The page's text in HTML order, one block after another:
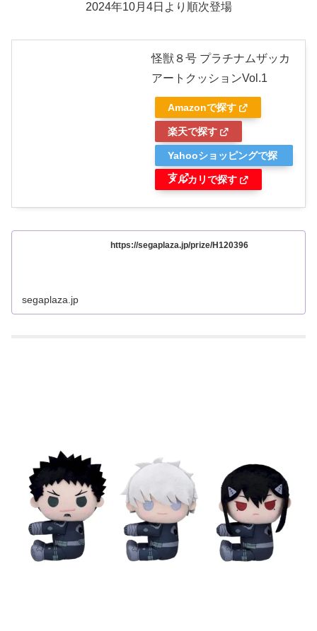
2024年10月4日より順次登場
怪獣８号 プラチナムザッカ
アートクッションVol.1
Amazonで探す
楽天で探す
Yahooショッピングで探
す
メルカリで探す
https://segaplaza.jp/prize/H120396
segaplaza.jp